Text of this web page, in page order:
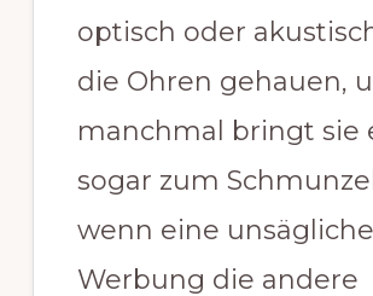
Traducciónoptisch oder
die Ohren gehauen,
manchmal bringt sie
sogar zum
wenn eine unsägliche
Werbung die andere